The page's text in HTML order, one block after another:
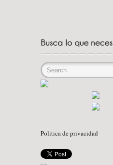
Politica de privacidad